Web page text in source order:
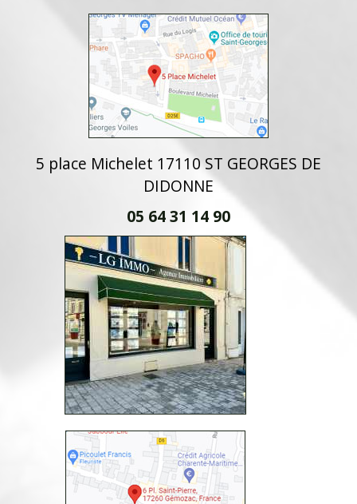
5 place Michelet 17110 ST GEORGES DE
DIDONNE
05 64 31 14 90